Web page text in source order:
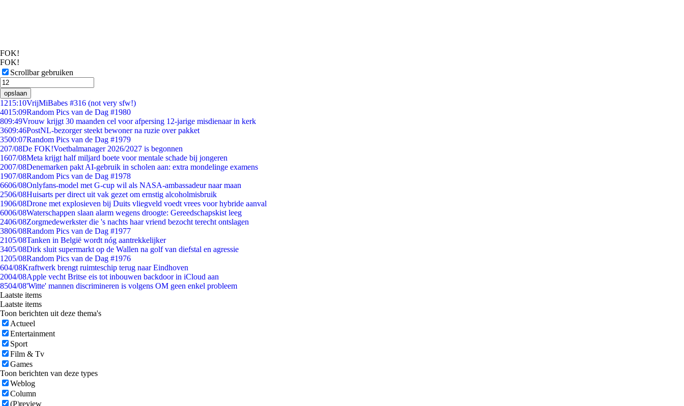
FOK!
FOK!
Scrollbar gebruiken
opslaan
1215:10VrijMiBabes #316 (not very sfw!)
4015:09Random Pics van de Dag #1980
809:49Vrouw krijgt 30 maanden cel voor afpersing 12-jarige misdienaar in kerk
3609:46PostNL-bezorger steekt bewoner na ruzie over pakket
3500:07Random Pics van de Dag #1979
207/08De FOK!Voetbalmanager 2026/2027 is begonnen
1607/08Meta krijgt half miljard boete voor mentale schade bij jongeren
2007/08Denemarken pakt AI-gebruik in scholen aan: extra mondelinge examens
1907/08Random Pics van de Dag #1978
6606/08Onlyfans-model met G-cup wil als NASA-ambassadeur naar maan
2506/08Huisarts per direct uit vak gezet om ernstig alcoholmisbruik
1906/08Drone met explosieven bij Duits vliegveld voedt vrees voor hybride aanval
6006/08Waterschappen slaan alarm wegens droogte: Gereedschapskist leeg
2406/08Zorgmedewerkster die 's nachts haar vriend bezocht terecht ontslagen
3806/08Random Pics van de Dag #1977
2105/08Tanken in België wordt nóg aantrekkelijker
3405/08Dirk sluit supermarkt op de Wallen na golf van diefstal en agressie
1205/08Random Pics van de Dag #1976
604/08Kraftwerk brengt ruimteschip terug naar Eindhoven
2004/08Apple vecht Britse eis tot inbouwen backdoor in iCloud aan
8504/08'Witte' mannen discrimineren is volgens OM geen enkel probleem
Laatste items
Laatste items
Toon berichten uit deze thema's
Actueel
Entertainment
Sport
Film & Tv
Games
Toon berichten van deze types
Weblog
Column
(P)review